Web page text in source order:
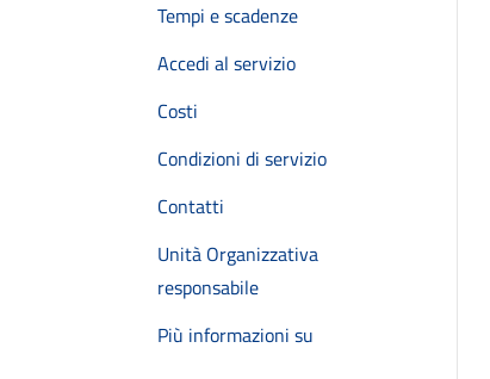
Tempi e scadenze
Accedi al servizio
Costi
Condizioni di servizio
Contatti
Unità Organizzativa
responsabile
Più informazioni su